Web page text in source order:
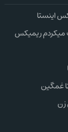
اینستا
میکردم ریمیکس
غمگین
زن